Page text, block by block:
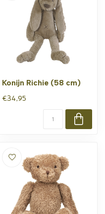
Konijn Richie (58 cm)
€34,95